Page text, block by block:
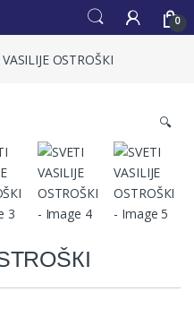
0
OSTROŠКI
🔍